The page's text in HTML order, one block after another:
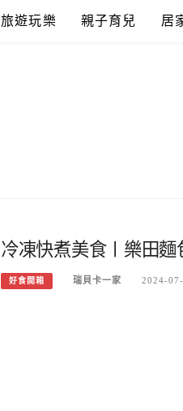
旅遊玩樂 親子育兒 居
冷凍快煮美食〡樂田
好食開箱 瑞貝卡一家 2024-